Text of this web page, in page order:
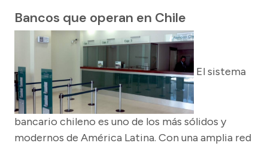
Bancos que operan en Chile
El sistema
bancario chileno es uno de los más sólidos y
modernos de América Latina. Con una amplia red